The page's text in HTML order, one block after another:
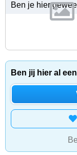
Ben je hier
Ben jij hier al